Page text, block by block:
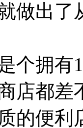
做出了
个拥有
店都差
的便